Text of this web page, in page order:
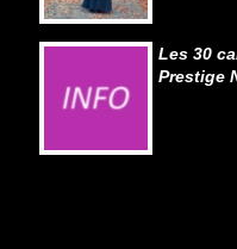
Les 30
Prestige